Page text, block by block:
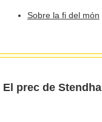
Sobre la fi del món
El prec de Stendhal